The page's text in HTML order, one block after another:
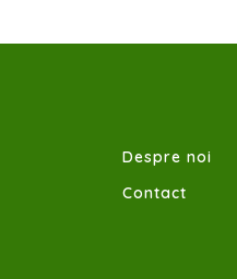
Despre noi
Contact